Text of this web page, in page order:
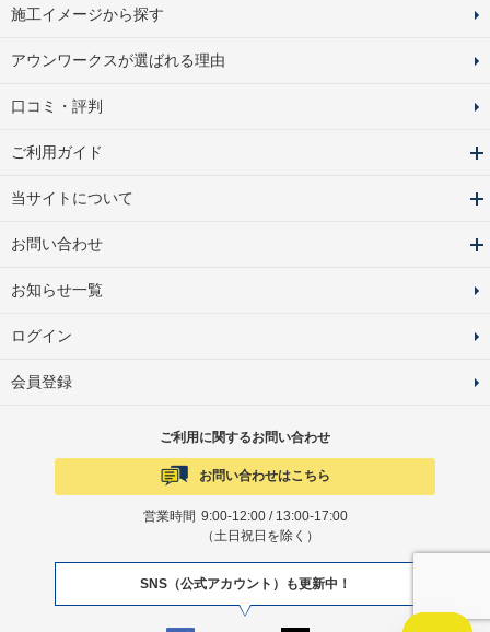
施工イメージから探す
アウンワークスが選ばれる理由
口コミ・評判
ご利用ガイド
当サイトについて
お問い合わせ
お知らせ一覧
ログイン
会員登録
ご利用に関するお問い合わせ
お問い合わせはこちら
営業時間 9:00-12:00 / 13:00-17:00
（土日祝日を除く）
SNS（公式アカウント）も更新中！